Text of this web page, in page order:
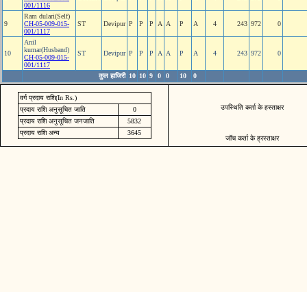
001/1116
9
Ram dulari(Self)
CH-05-009-015-
001/1117
ST Devipur P P P A A P A 4 243 972 0
10
Anil
kumar(Husband)
CH-05-009-015-
001/1117
ST Devipur P P P A A P A 4 243 972 0
कुल हाजिरी 10 10 9 0 0 10 0
वर्ग प्रदाय राशि(In Rs.)
प्रदाय राशि अनुसूचित जाति
0
प्रदाय राशि अनुसूचित जनजाति
5832
प्रदाय राशि अन्य
3645
उपस्थिति कर्ता के हस्ताक्षर
जॉच कर्ता के ह्रस्ताक्षर